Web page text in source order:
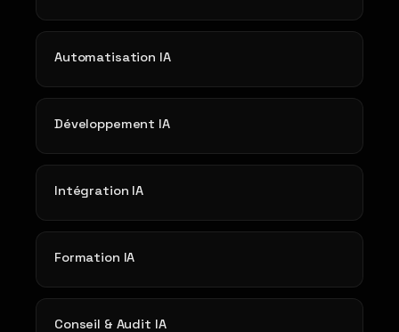
Automatisation IA
Développement IA
Intégration IA
Formation IA
Conseil & Audit IA